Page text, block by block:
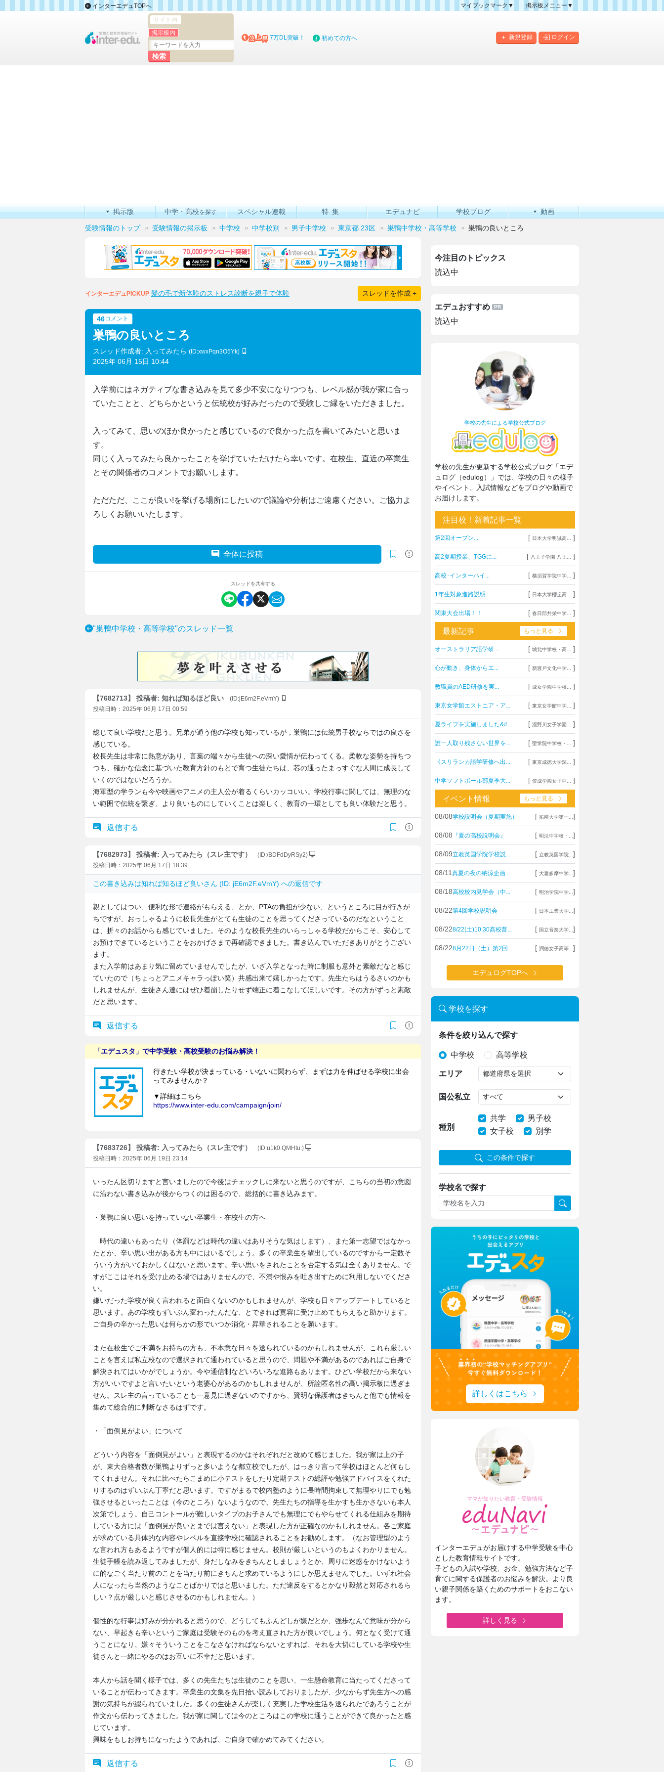
インターエデュTOPへ
マイブックマーク▼
掲示板メニュー▼
掲示板マップ
新規登録 ログイン
サイト内
掲示板内
7万DL突破！ 初めての方へ
掲示版 中学・高校を探す スペシャル連載 特集 エデュナビ 学校ブログ 動画
受験情報のトップ 受験情報の掲示板 中学校 中学校別 男子中学校 東京都 23区 巣鴨中学校・高等学校 巣鴨の良いところ
インターエデュPICKUP 髪の毛で新体験のストレス診断を親子で体験 スレッドを作成 +
46コメント
巣鴨の良いところ
スレッド作成者: 入ってみたら (ID:xwxPqn3O5Yk)
2025年 06月 15日 10:44
入学前にはネガティブな書き込みを見て多少不安になりつつも、レベル感が我が家に合っ
ていたことと、どちらかというと伝統校が好みだったので受験しご縁をいただきました。
入ってみて、思いのほか良かったと感じているので良かった点を書いてみたいと思いま
す。
同じく入ってみたら良かったことを挙げていただけたら幸いです。在校生、直近の卒業生
とその関係者のコメントでお願いします。
ただただ、ここが良い!を挙げる場所にしたいので議論や分析はご遠慮ください。ご協力よ
ろしくお願いいたします。
全体に投稿
スレッドを共有する
"巣鴨中学校・高等学校"のスレッド一覧
【7682713】 投稿者: 知れば知るほど良い
(ID:jE6m2F.eVmY)
投稿日時：2025年 06月 17日 00:59
総じて良い学校だと思う。兄弟が通う他の学校も知っているが，巣鴨には伝統男子校ならではの良さを
感じている。
校長先生は非常に熱意があり、言葉の端々から生徒への深い愛情が伝わってくる。柔軟な姿勢を持ちつ
つも、確かな信念に基づいた教育方針のもとで育つ生徒たちは、芯の通ったまっすぐな人間に成長して
いくのではないだろうか。
海軍型の学ランも今や映画やアニメの主人公が着るくらいカッコいい。学校行事に関しては、無理のな
い範囲で伝統を繋ぎ、より良いものにしていくことは楽しく、教育の一環としても良い体験だと思う。
返信する
【7682973】 投稿者: 入ってみたら（スレ主です）
(ID:/BDFdDyRSy2)
投稿日時：2025年 06月 17日 18:39
この書き込みは知れば知るほど良いさん (ID: jE6m2F.eVmY) への返信です
親としてはつい、便利な形で連絡がもらえる、とか、PTAの負担が少ない、というところに目が行きが
ちですが、おっしゃるように校長先生がとても生徒のことを思ってくださっているのだなということ
は、折々のお話からも感じていました。そのような校長先生のいらっしゃる学校だからこそ、安心して
お預けできているということをおかげさまで再確認できました。書き込んでいただきありがとうござい
ます。
また入学前はあまり気に留めていませんでしたが、いざ入学となった時に制服も意外と素敵だなと感じ
ていたので（ちょっとアニメキャラっぽい笑）共感出来て嬉しかったです。先生たちはうるさいのかも
しれませんが、生徒さん達にはぜひ着崩したりせず端正に着こなしてほしいです。その方がずっと素敵
だと思います。
返信する
【7683726】 投稿者: 入ってみたら（スレ主です）
(ID:u1k0.QMHtu.)
投稿日時：2025年 06月 19日 23:14
いったん区切りますと言いましたので今後はチェックしに来ないと思うのですが、こちらの当初の意図
に沿わない書き込みが後からつくのは困るので、総括的に書き込みます。
・巣鴨に良い思いを持っていない卒業生・在校生の方へ
時代の違いもあったり（体罰などは時代の違いはありそうな気はします）、また第一志望ではなかっ
たとか、辛い思い出がある方も中にはいるでしょう。多くの卒業生を輩出しているのですから一定数そ
ういう方がいておかしくはないと思います。辛い思いをされたことを否定する気は全くありません。で
すがここはそれを受け止める場ではありませんので、不満や恨みを吐き出すために利用しないでくださ
い。
嫌いだった学校が良く言われると面白くないのかもしれませんが、学校も日々アップデートしていると
思います。あの学校もずいぶん変わったんだな、とできれば寛容に受け止めてもらえると助かります。
ご自身の辛かった思いは何らかの形でいつか消化・昇華されることを願います。
また在校生でご不満をお持ちの方も、不本意な日々を送られているのかもしれませんが、これも厳しい
ことを言えば私立校なので選択されて通われていると思うので、問題や不満があるのであればご自身で
解決されてはいかがでしょうか。今や通信制などいろいろな進路もあります。ひどい学校だから来ない
方がいいですよと言いたいという老婆心があるのかもしれませんが、所詮匿名性の高い掲示板に過ぎま
せん。スレ主の言っていることも一意見に過ぎないのですから、賢明な保護者はきちんと他でも情報を
集めて総合的に判断なさるはずです。
・「面倒見がよい」について
どういう内容を「面倒見がよい」と表現するのかはそれぞれだと改めて感じました。我が家は上の子
が、東大合格者数が巣鴨よりずっと多いような都立校でしたが、はっきり言って学校はほとんど何もし
てくれません。それに比べたらこまめに小テストをしたり定期テストの総評や勉強アドバイスをくれた
りするのはずいぶん丁寧だと思います。ですがまるで校内塾のように長時間拘束して無理やりにでも勉
強させるといったことは（今のところ）ないようなので、先生たちの指導を生かすも生かさないも本人
次第でしょう。自己コントールが難しいタイプのお子さんでも無理にでもやらせてくれる仕組みを期待
している方には「面倒見が良いとまでは言えない」と表現した方が正確なのかもしれません。各ご家庭
が求めている具体的な内容やレベルを直接学校に確認されることをお勧めします。（なお管理型のよう
な言われ方もあるようですが個人的には特に感じません。校則が厳しいというのもよくわかりません。
生徒手帳を読み返してみましたが、身だしなみをきちんとしましょうとか、周りに迷惑をかけないよう
に的なごく当たり前のことを当たり前にきちんと求めているようにしか思えませんでした。いずれ社会
人になったら当然のようなことばかりではと思いました。ただ違反をするとかなり毅然と対応されるら
しい？点が厳しいと感じさせるのかもしれません。）
個性的な行事は好みが分かれると思うので、どうしてもふんどしが嫌だとか、強歩なんて意味が分から
ない、早起きも辛いというご家庭は受験そのものを考え直された方が良いでしょう。何となく受けて通
うことになり、嫌々そういうことをこなさなければならないとすれば、それを大切にしている学校や生
徒さんと一緒にやるのはお互いに不幸だと思います。
本人から話を聞く様子では、多くの先生たちは生徒のことを思い、一生懸命教育に当たってくださって
いることが伝わってきます。卒業生の文集を先日拾い読みしておりましたが、少なからず先生方への感
謝の気持ちが綴られていました。多くの生徒さんが楽しく充実した学校生活を送られたであろうことが
作文から伝わってきました。我が家に関しては今のところはこの学校に通うことができて良かったと感
じています。
興味をもしお持ちになったようであれば、ご自身で確かめてみてください。
返信する
今注目のトピックス
読込中
エデュおすすめ
読込中
学校の先生による学校公式ブログ
学校の先生が更新する学校公式ブログ「エデ
ュログ（edulog）」では、学校の日々の様子
やイベント、入試情報などをブログや動画で
お届けします。
注目校！新着記事一覧
第2回オープン... [ 日本大学明誠高... ]
高2夏期授業、TGGに... [ 八王子学園 八王... ]
高校･インターハイ... [ 横須賀学院中学... ]
1年生対象進路説明... [ 日本大学櫻丘高... ]
関東大会出場！！ [ 春日部共栄中学... ]
最新記事 もっと見る
オーストラリア語学研... [ 城北中学校・高... ]
心が動き、身体からエ... [ 新渡戸文化中学... ]
教職員のAED研修を実... [ 成女学園中学校... ]
東京女学館エストニア・ア... [ 東京女学館中学... ]
夏ライブを実施しました&#... [ 瀧野川女子学園... ]
誰一人取り残さない世界を... [ 聖学院中学校・... ]
《スリランカ語学研修へ出... [ 東京成徳大学深... ]
中学ソフトボール部夏季大... [ 佼成学園女子中... ]
イベント情報 もっと見る
08/08学校説明会（夏期実施） [ 拓殖大学第一... ]
08/08 『夏の高校説明会』 [ 明法中学校・... ]
08/09立教英国学院学校説... [ 立教英国学院... ]
08/11 真夏の夜の納涼企画... [ 大妻多摩中学... ]
08/18高校校内見学会（中... [ 明治学院中学... ]
08/22第4回学校説明会 [ 日本工業大学... ]
08/228/22(土)10:30高校普... [ 国立音楽大学... ]
08/228月22日（土）第2回... [ 潤徳女子高等... ]
エデュログTOPへ
学校を探す
条件を絞り込んで探す
中学校 高等学校
エリア
国公私立
種別
共学
男子校
女子校
別学
この条件で探す
学校名で探す
詳しくはこちら
ママが知りたい教育・受験情報
インターエデュがお届けする中学受験を中心
とした教育情報サイトです。
子どもの入試や学校、お金、勉強方法など子
育てに関する保護者のお悩みを解決。より良
い親子関係を築くためのサポートをおこない
ます。
詳しく見る